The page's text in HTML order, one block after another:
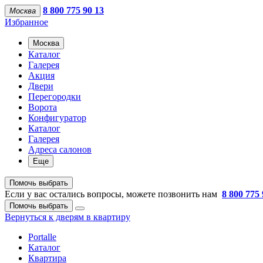
Москва
8 800 775 90 13
Избранное
Москва
Каталог
Галерея
Акция
Двери
Перегородки
Ворота
Конфигуратор
Каталог
Галерея
Адреса салонов
Еще
Помочь выбрать
Если у вас остались вопросы, можете позвонить нам 8 800 775
Помочь выбрать
Вернуться к дверям в квартиру
Portalle
Каталог
Квартира